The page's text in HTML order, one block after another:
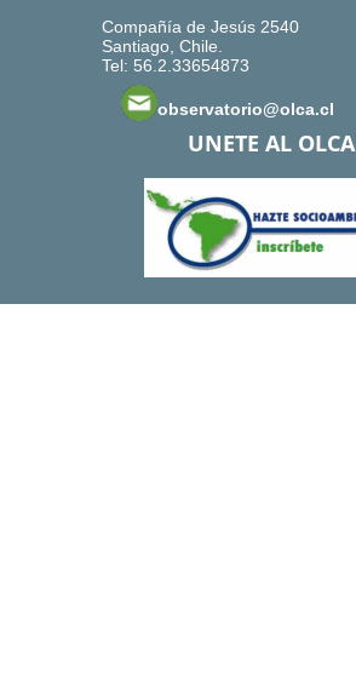
Compañía de Jesús 2540
Santiago, Chile.
Tel: 56.2.33654873
observatorio@olca.cl
UNETE AL OLCA